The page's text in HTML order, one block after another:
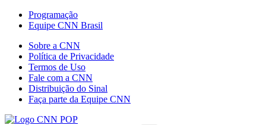
Programação
Equipe CNN Brasil
Sobre a CNN
Política de Privacidade
Termos de Uso
Fale com a CNN
Distribuição do Sinal
Faça parte da Equipe CNN